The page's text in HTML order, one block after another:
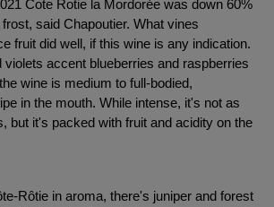
Cote Rotie la Mordorée was down 60%
said Chapoutier. What vines
fruit did well, if this wine is any indication.
violets accent blueberries and raspberries
wine is medium to full-bodied,
in the mouth. While intense, it's not as
but it's packed with fruit and acidity on the
Rôtie in aroma, there's juniper and forest